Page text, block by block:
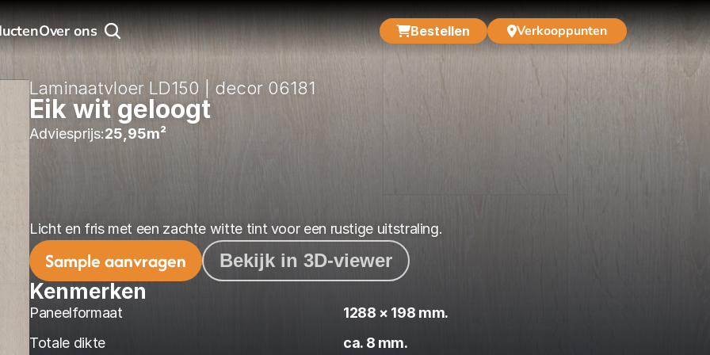
Over ons Bestellen Verkooppunten
Laminaatvloer LD150 | decor 06181
Eik wit geloogt
Adviesprijs:25,95m²
Licht en fris met een zachte witte tint voor een rustige uitstraling.
Sample aanvragen Bekijk in 3D-viewer
Kenmerken
Paneelformaat
1288 × 198 mm.
Totale dikte
ca. 8 mm.